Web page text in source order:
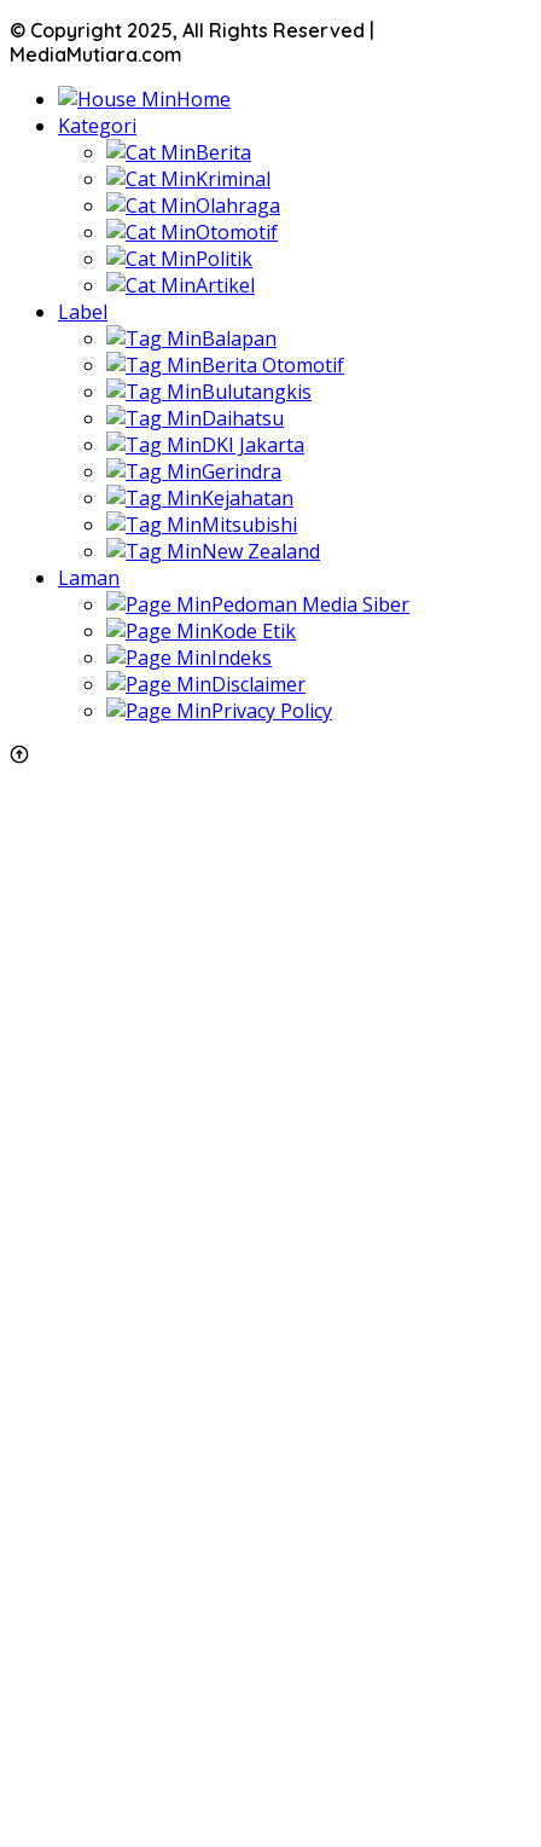
© Copyright 2025, All Rights Reserved |
MediaMutiara.com
Home
Kategori
Berita
Kriminal
Olahraga
Otomotif
Politik
Artikel
Label
Balapan
Berita Otomotif
Bulutangkis
Daihatsu
DKI Jakarta
Gerindra
Kejahatan
Mitsubishi
New Zealand
Laman
Pedoman Media Siber
Kode Etik
Indeks
Disclaimer
Privacy Policy